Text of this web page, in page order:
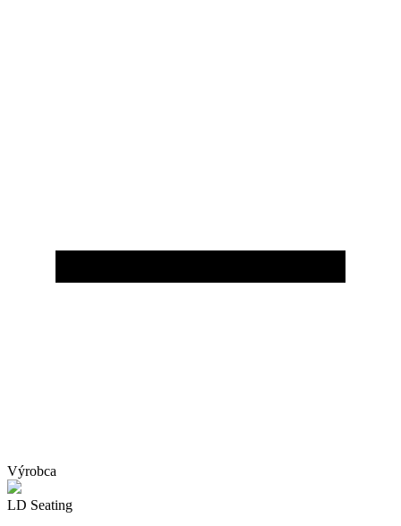
Výrobca
LD Seating